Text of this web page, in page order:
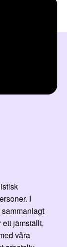
I
jämställt,
våra